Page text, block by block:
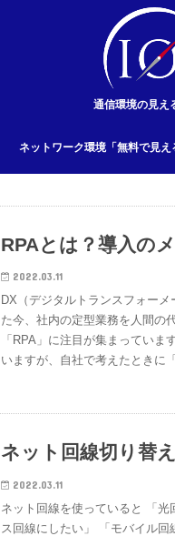
通信環境の見え
ネットワーク環境「無料で見え
RPAとは？導入の
2022.03.11
DX（デジタルトランスフォー
た今、社内の定型業務を人間の
「RPA」に注目が集まっていま
いますが、自社で考えたときに
ネット回線切り替
2022.03.11
ネット回線を使っていると 「
ス回線にしたい」 「モバイル回